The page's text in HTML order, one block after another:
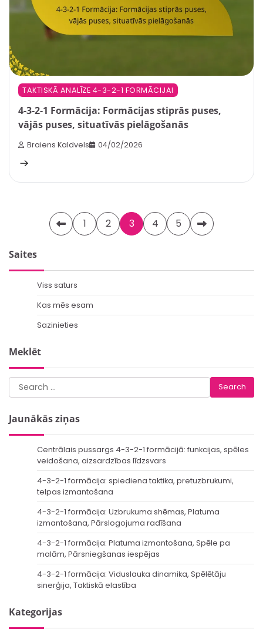
TAKTISKĀ ANALĪZE 4-3-2-1 FORMĀCIJAI
4-3-2-1 Formācija: Formācijas stiprās puses,
vājās puses, situatīvās pielāgošanās
Braiens Kaldvels 04/02/2026
1 2 3 4 5
Saites
Viss saturs
Kas mēs esam
Sazinieties
Meklēt
Search
for:
Jaunākās ziņas
Centrālais pussargs 4-3-2-1 formācijā: funkcijas, spēles
veidošana, aizsardzības līdzsvars
4-3-2-1 formācija: spiediena taktika, pretuzbrukumi,
telpas izmantošana
4-3-2-1 formācija: Uzbrukuma shēmas, Platuma
izmantošana, Pārslogojuma radīšana
4-3-2-1 formācija: Platuma izmantošana, Spēle pa
malām, Pārsniegšanas iespējas
4-3-2-1 formācija: Viduslauka dinamika, Spēlētāju
sinerģija, Taktiskā elastība
Kategorijas